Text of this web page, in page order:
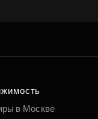
в Москве